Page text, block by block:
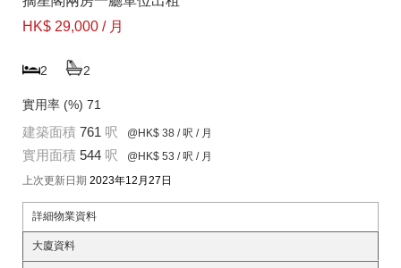
HK$ 29,000 / 月
2 2
實用率 (%) 71
建築面積 761 呎 @HK$ 38 / 呎 / 月
實用面積 544 呎 @HK$ 53 / 呎 / 月
上次更新日期 2023年12月27日
詳細物業資料
大廈資料